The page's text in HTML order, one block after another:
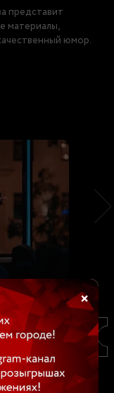
×
представит
материалы,
юмор.